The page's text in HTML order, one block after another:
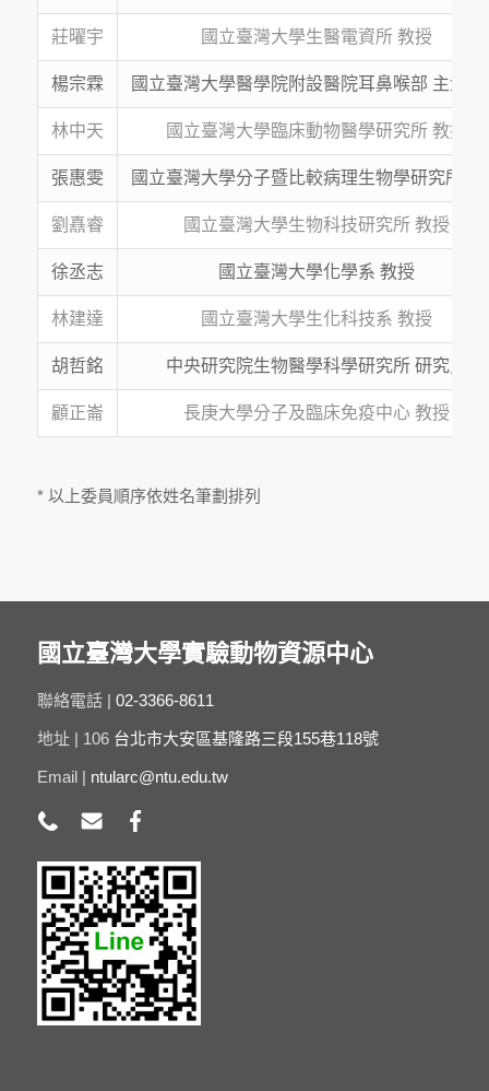
莊曜宇 國立臺灣大學生醫電資所 教授
楊宗霖 國立臺灣大學醫學院附設醫院耳鼻喉部 主治醫
林中天 國立臺灣大學臨床動物醫學研究所 教授
張惠雯 國立臺灣大學分子暨比較病理生物學研究所 教
劉嚞睿 國立臺灣大學生物科技研究所 教授
徐丞志 國立臺灣大學化學系 教授
林建達 國立臺灣大學生化科技系 教授
胡哲銘 中央研究院生物醫學科學研究所 研究員
顧正崙 長庚大學分子及臨床免疫中心 教授
* 以上委員順序依姓名筆劃排列
國立臺灣大學實驗動物資源中心
聯絡電話 | 02-3366-8611
地址 | 106 台北市大安區基隆路三段155巷118號
Email | ntularc@ntu.edu.tw